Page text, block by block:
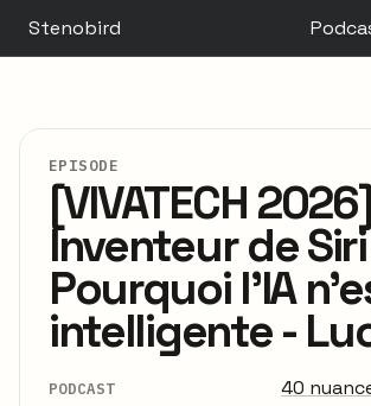
Stenobird
EPISODE
[VIVATECH 2026]
Inventeur de
Pourquoi l’IA
intelligente -
PODCAST 40